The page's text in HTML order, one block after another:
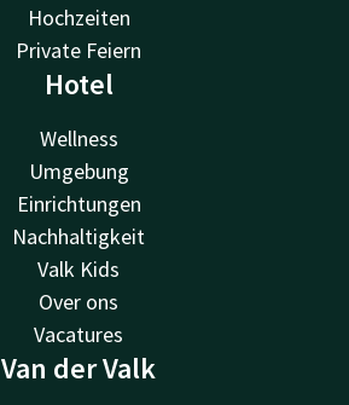
Hochzeiten
Private Feiern
Hotel
Wellness
Umgebung
Einrichtungen
Nachhaltigkeit
Valk Kids
Over ons
Vacatures
Van der Valk